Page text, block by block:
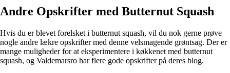
Andre Opskrifter med Butternut Squash
Hvis du er blevet forelsket i butternut squash, vil du nok gerne prøve
nogle andre lækre opskrifter med denne velsmagende grøntsag. Der er
mange muligheder for at eksperimentere i køkkenet med butternut
squash, og Valdemarsro har flere gode opskrifter på deres blog.